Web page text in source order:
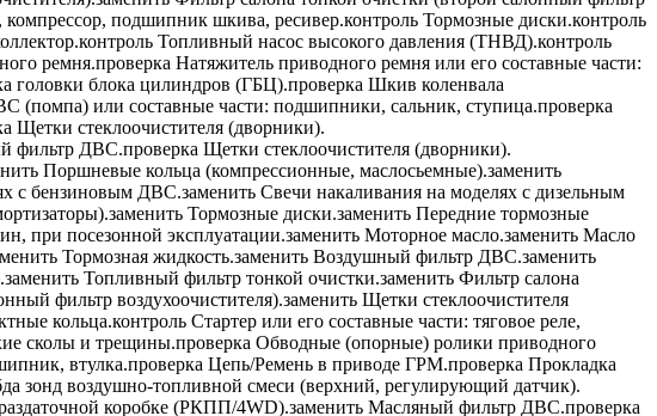
компрессор, подшипник шкива, ресивер.контроль Тормозные диски.контроль
контроль Топливный насос высокого давления (ТНВД).контроль
ремня.проверка Натяжитель приводного ремня или его составные части:
головки блока цилиндров (ГБЦ).проверка Шкив коленвала
(помпа) или составные части: подшипники, сальник, ступица.проверка
Щетки стеклоочистителя (дворники).
фильтр ДВС.проверка Щетки стеклоочистителя (дворники).
Поршневые кольца (компрессионные, маслосьемные).заменить
с бензиновым ДВС.заменить Свечи накаливания на моделях с дизельным
заменить Тормозные диски.заменить Передние тормозные
при посезонной эксплуатации.заменить Моторное масло.заменить Масло
Тормозная жидкость.заменить Воздушный фильтр ДВС.заменить
заменить Топливный фильтр тонкой очистки.заменить Фильтр салона
фильтр воздухоочистителя).заменить Щетки стеклоочистителя
кольца.контроль Стартер или его составные части: тяговое реле,
сколы и трещины.проверка Обводные (опорные) ролики приводного
втулка.проверка Цепь/Ремень в приводе ГРМ.проверка Прокладка
зонд воздушно-топливной смеси (верхний, регулирующий датчик).
коробке (РКПП/4WD).заменить Масляный фильтр ДВС.проверка